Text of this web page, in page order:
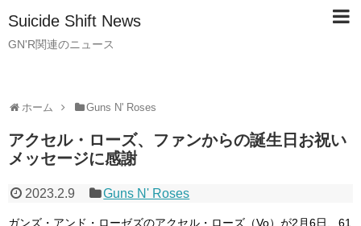
Suicide Shift News
GN'R関連のニュース
ホーム Guns N' Roses
アクセル・ローズ、ファンからの誕生日お祝い
メッセージに感謝
2023.2.9 Guns N' Roses
ガンズ・アンド・ローゼズのアクセル・ローズ（Vo）が2月6日、61